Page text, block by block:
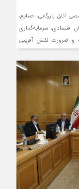
بازرگانی، صنایع،
اقتصادی، سرمایه‌گذاری
و ضرورت نقش آفرینی
در تدوین سند راهبرد